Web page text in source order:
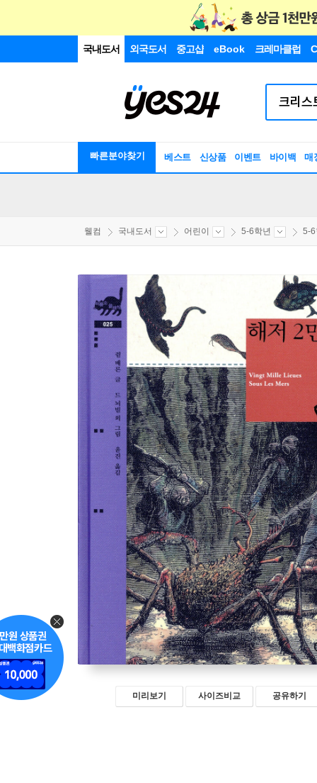
국내도서 외국도서 중고샵 eBook 크레마클럽
빠른분야찾기 베스트 신상품 이벤트 바이백 매
웰컴 국내도서 어린이 5-6학년 5-6
미리보기 사이즈비교 공유하기